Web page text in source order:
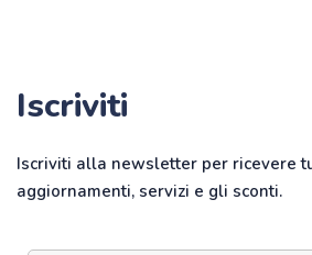
Iscriviti
Iscriviti alla newsletter per ricevere
aggiornamenti, servizi e gli sconti.